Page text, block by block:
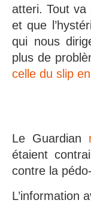
atteri. Tout va
et que
qui nous
plus de
celle du slip
Le Guardian
étaient
contre la
L’information